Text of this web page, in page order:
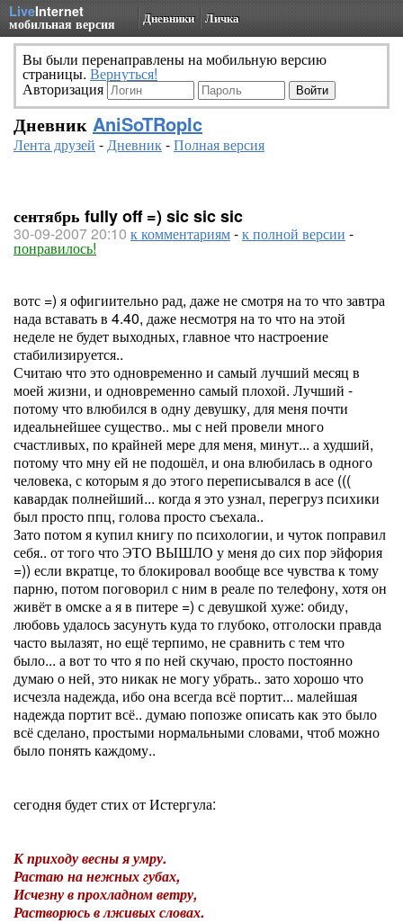
LiveInternet
мобильная версия Дневники Личка
Вы были перенаправлены на мобильную версию
страницы. Вернуться!
Авторизация
Дневник AniSoTRopIc
Лента друзей -Дневник-Полная версия
сентябрь fully off =) sic sic sic
30-09-2007 20:10 к комментариям-к полной версии -
понравилось!
вотс =) я офигиительно рад, даже не смотря на то что завтра
нада вставать в 4.40, даже несмотря на то что на этой
неделе не будет выходных, главное что настроение
стабилизируется..
Считаю что это одновременно и самый лучший месяц в
моей жизни, и одновременно самый плохой. Лучший -
потому что влюбился в одну девушку, для меня почти
идеальнейшее существо.. мы с ней провели много
счастливых, по крайней мере для меня, минут... а худший,
потому что мну ей не подошёл, и она влюбилась в одного
человека, с которым я до этого переписывался в асе (((
кавардак полнейший... когда я это узнал, перегруз психики
был просто ппц, голова просто съехала..
Зато потом я купил книгу по психологии, и чуток поправил
себя.. от того что ЭТО ВЫШЛО у меня до сих пор эйфория
=)) если вкратце, то блокировал вообще все чувства к тому
парню, потом поговорил с ним в реале по телефону, хотя он
живёт в омске а я в питере =) с девушкой хуже: обиду,
любовь удалось засунуть куда то глубоко, отголоски правда
часто вылазят, но ещё терпимо, не сравнить с тем что
было... а вот то что я по ней скучаю, просто постоянно
думаю о ней, это никак не могу убрать.. зато хорошо что
исчезла надежда, ибо она всегда всё портит... малейшая
надежда портит всё.. думаю попозже описать как это было
всё сделано, простыми нормальными словами, чтоб можно
было понять каждому..
сегодня будет стих от Истергула:
К приходу весны я умру.
Растаю на нежных губах,
Исчезну в прохладном ветру,
Растворюсь в лживых словах.